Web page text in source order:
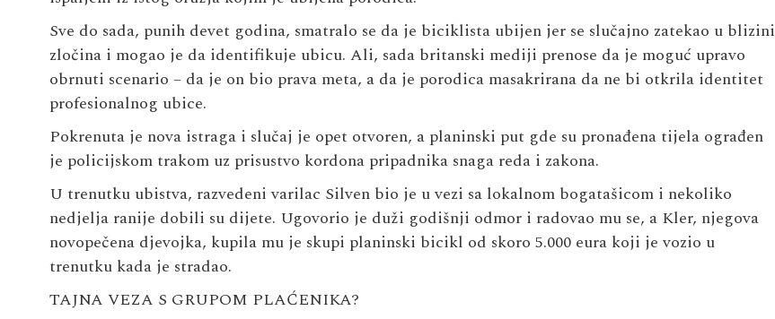
Sve do sada, punih devet godina, smatralo se da je biciklista ubijen jer se slučajno zatekao u blizini
zločina i mogao je da identifikuje ubicu. Ali, sada britanski mediji prenose da je moguć upravo
obrnuti scenario – da je on bio prava meta, a da je porodica masakrirana da ne bi otkrila identitet
profesionalnog ubice.
Pokrenuta je nova istraga i slučaj je opet otvoren, a planinski put gde su pronađena tijela ograđen
je policijskom trakom uz prisustvo kordona pripadnika snaga reda i zakona.
U trenutku ubistva, razvedeni varilac Silven bio je u vezi sa lokalnom bogatašicom i nekoliko
nedjelja ranije dobili su dijete. Ugovorio je duži godišnji odmor i radovao mu se, a Kler, njegova
novopečena djevojka, kupila mu je skupi planinski bicikl od skoro 5.000 eura koji je vozio u
trenutku kada je stradao.
TAJNA VEZA S GRUPOM PLAĆENIKA?